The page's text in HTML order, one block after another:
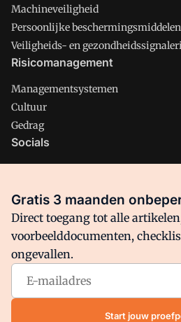
Machineveiligheid
Persoonlijke
Veiligheids- en
Risicomanagement
Managementsystemen
Cultuur
Gedrag
Socials
Facebook
Arbo is onderdeel van VMN media.
VMN media voor staat. Op gebruik
volgende regelingen van toepassing:
Privacy en Cookie beleid|
Gratis 3 maanden
Direct toegang tot alle
voorbeelddocumenten,
ongevallen.
Start jouw